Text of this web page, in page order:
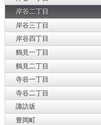
岸谷二丁目
岸谷三丁目
岸谷四丁目
鶴見一丁目
鶴見二丁目
寺谷一丁目
寺谷二丁目
諏訪坂
豊岡町